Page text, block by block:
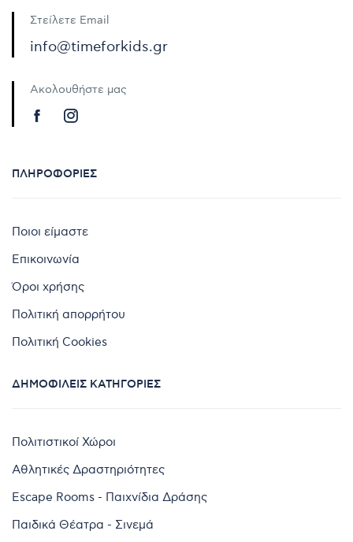
Στείλετε Email
info@timeforkids.gr
Ακολουθήστε μας
ΠΛΗΡΟΦΟΡΊΕΣ
Ποιοι είμαστε
Επικοινωνία
Όροι χρήσης
Πολιτική απορρήτου
Πολιτική Cookies
ΔΗΜΟΦΙΛΕΊΣ ΚΑΤΗΓΟΡΊΕΣ
Πολιτιστικοί Χώροι
Αθλητικές Δραστηριότητες
Escape Rooms - Παιχνίδια Δράσης
Παιδικά Θέατρα - Σινεμά